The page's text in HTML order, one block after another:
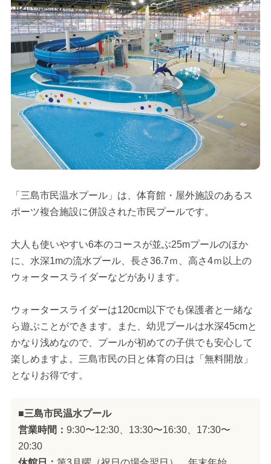
「三島市民温水プール」は、体育館・屋外施設のあるス
ポーツ複合施設に併設された市民プールです。
大人も使いやすい6本のコースが並ぶ25mプールのほか
に、水深1mの流水プール、長さ36.7ｍ、高さ4ｍ以上の
ウォータースライダーなどがあります。
ウォータースライダーは120cm以下でも保護者と一緒な
ら遊ぶことができます。また、幼児プールは水深45cmと
かなり浅めなので、プールが初めての子供でも安心して
楽しめますよ。三島市民の日と体育の日は「無料開放」
となりお得です。
■三島市民温水プール
営業時間： 9:30〜12:30、13:30〜16:30、17:30〜
20:30